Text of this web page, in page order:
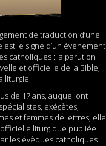
de traduction d’une
le signe d’un événement
catholiques : la parution
et officielle de la Bible,
liturgie.
de 17 ans, auquel ont
exégètes,
et femmes de lettres, elle
liturgique publiée
les évêques catholiques